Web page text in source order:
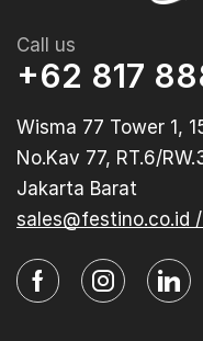
Call us
+62 817
Wisma 77 Tower 1,
No.Kav 77, RT.6/
Jakarta Barat
sales@festino.co.id